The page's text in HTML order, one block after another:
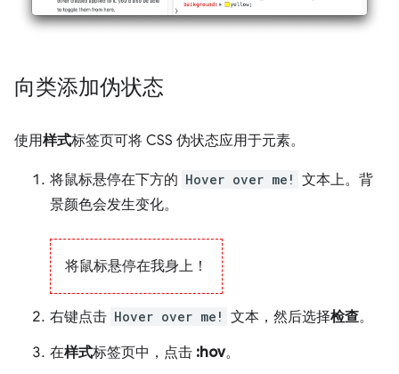
向类添加伪状态
使用样式标签页可将 CSS 伪状态应用于元素。
将鼠标悬停在下方的 Hover over me! 文本上。背
景颜色会发生变化。
将鼠标悬停在我身上！
右键点击 Hover over me! 文本，然后选择检查。
在样式标签页中，点击 :hov。